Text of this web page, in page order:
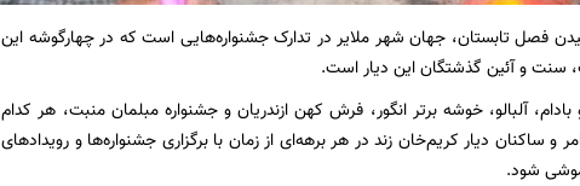
فصل تابستان، جهان شهر ملایر در تدارک جشنواره‌هایی است که در چهارگوشه این
سنت و آئین گذشتگان این دیار است.
آلبالو، خوشه برتر انگور، فرش کهن ازندریان و جشنواره مبلمان منبت، هر کدام
و ساکنان دیار کریم‌خان زند در هر برهه‌ای از زمان با برگزاری جشنواره‌ها و رویدادهای
شود.